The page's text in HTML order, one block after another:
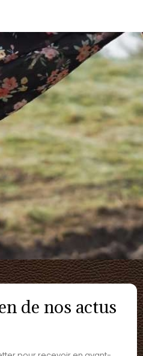
de nos actus